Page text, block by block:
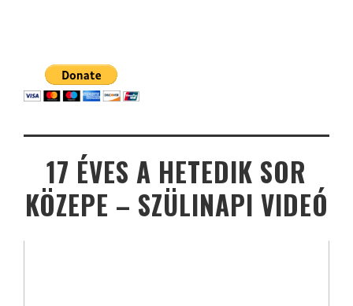
17 ÉVES A HETEDIK SOR
KÖZEPE – SZÜLINAPI VIDEÓ